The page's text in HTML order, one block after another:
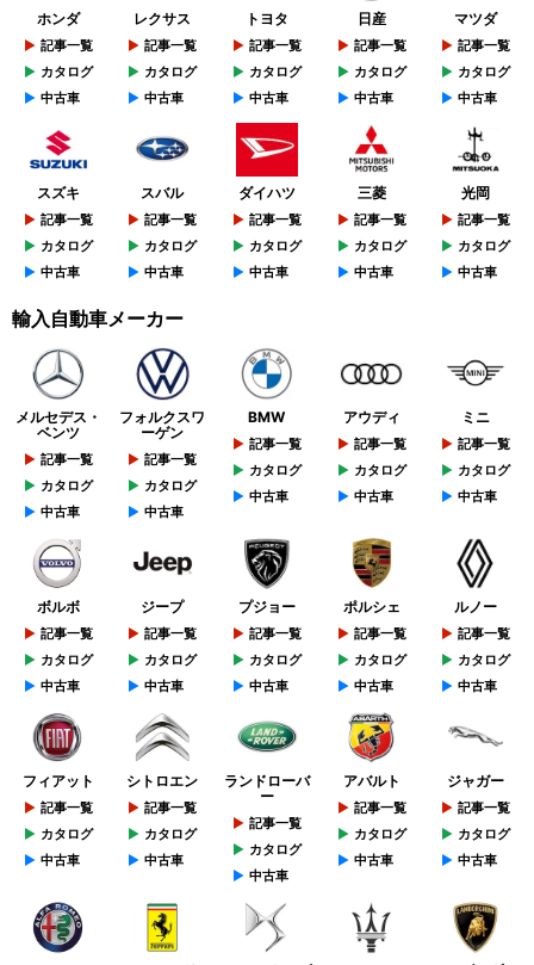
ホンダ
記事一覧
カタログ
中古車
レクサス
記事一覧
カタログ
中古車
トヨタ
記事一覧
カタログ
中古車
日産
記事一覧
カタログ
中古車
マツダ
記事一覧
カタログ
中古車
スズキ
記事一覧
カタログ
中古車
スバル
記事一覧
カタログ
中古車
ダイハツ
記事一覧
カタログ
中古車
三菱
記事一覧
カタログ
中古車
光岡
記事一覧
カタログ
中古車
輸入自動車メーカー
メルセデス・
ベンツ
記事一覧
カタログ
中古車
フォルクスワ
ーゲン
記事一覧
カタログ
中古車
BMW
記事一覧
カタログ
中古車
アウディ
記事一覧
カタログ
中古車
ミニ
記事一覧
カタログ
中古車
ボルボ
記事一覧
カタログ
中古車
ジープ
記事一覧
カタログ
中古車
プジョー
記事一覧
カタログ
中古車
ポルシェ
記事一覧
カタログ
中古車
ルノー
記事一覧
カタログ
中古車
フィアット
記事一覧
カタログ
中古車
シトロエン
記事一覧
カタログ
中古車
ランドローバ
ー
記事一覧
カタログ
中古車
アバルト
記事一覧
カタログ
中古車
ジャガー
記事一覧
カタログ
中古車